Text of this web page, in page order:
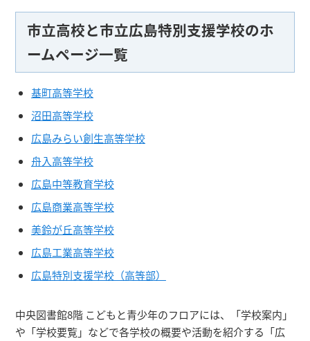
市立高校と市立広島特別支援学校のホ
ームページ一覧
基町高等学校
沼田高等学校
広島みらい創生高等学校
舟入高等学校
広島中等教育学校
広島商業高等学校
美鈴が丘高等学校
広島工業高等学校
広島特別支援学校（高等部）
中央図書館8階 こどもと青少年のフロアには、「学校案内」
や「学校要覧」などで各学校の概要や活動を紹介する「広